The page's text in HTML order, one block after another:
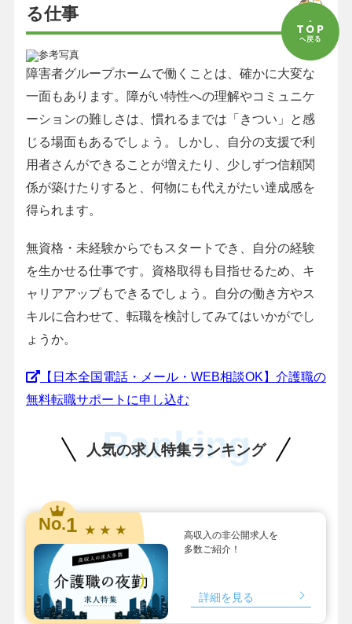
る仕事
障害者グループホームで働くことは、確かに大変な
一面もあります。障がい特性への理解やコミュニケ
ーションの難しさは、慣れるまでは「きつい」と感
じる場面もあるでしょう。しかし、自分の支援で利
用者さんができることが増えたり、少しずつ信頼関
係が築けたりすると、何物にも代えがたい達成感を
得られます。
無資格・未経験からでもスタートでき、自分の経験
を生かせる仕事です。資格取得も目指せるため、キ
ャリアアップもできるでしょう。自分の働き方やス
キルに合わせて、転職を検討してみてはいかがでし
ょうか。
【日本全国電話・メール・WEB相談OK】介護職の
無料転職サポートに申し込む
人気の求人特集ランキング
Ranking
No.1 ★ ★ ★
高収入の非公開求人を
多数ご紹介！
詳細を見る